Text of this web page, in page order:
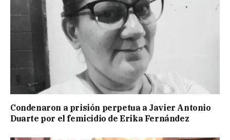
Condenaron a prisión perpetua a Javier Antonio
Duarte por el femicidio de Erika Fernández